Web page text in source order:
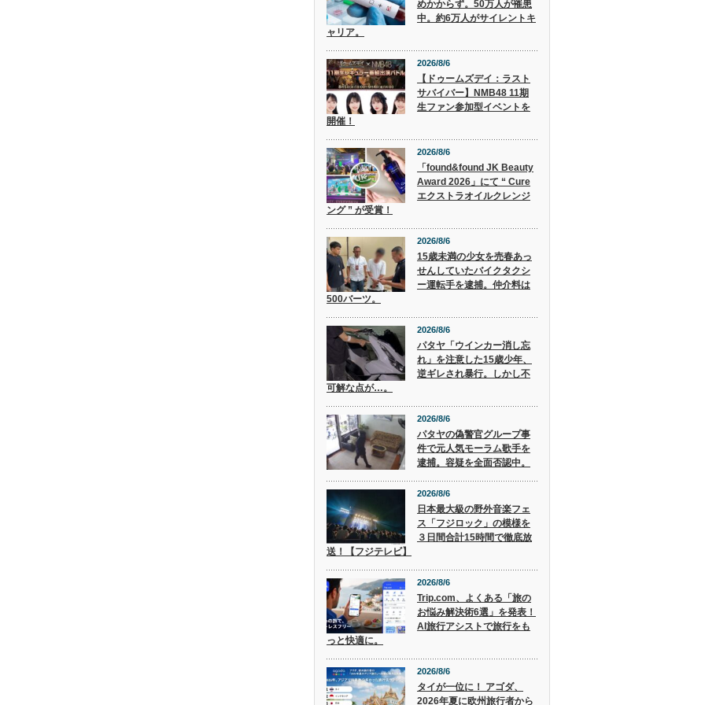
めかからず。50万人が罹患
中。約6万人がサイレントキ
ャリア。
2026/8/6
【ドゥームズデイ：ラスト
サバイバー】NMB48 11期
生ファン参加型イベントを
開催！
2026/8/6
「found&found JK Beauty
Award 2026」にて “ Cure
エクストラオイルクレンジ
ング ” が受賞！
2026/8/6
15歳未満の少女を売春あっ
せんしていたバイクタクシ
ー運転手を逮捕。仲介料は
500バーツ。
2026/8/6
パタヤ「ウインカー消し忘
れ」を注意した15歳少年、
逆ギレされ暴行。しかし不
可解な点が…。
2026/8/6
パタヤの偽警官グループ事
件で元人気モーラム歌手を
逮捕。容疑を全面否認中。
2026/8/6
日本最大級の野外音楽フェ
ス「フジロック」の模様を
３日間合計15時間で徹底放
送！【フジテレビ】
2026/8/6
Trip.com、よくある「旅の
お悩み解決術6選」を発表！
AI旅行アシストで旅行をも
っと快適に。
2026/8/6
タイが一位に！ アゴダ、
2026年夏に欧州旅行者から